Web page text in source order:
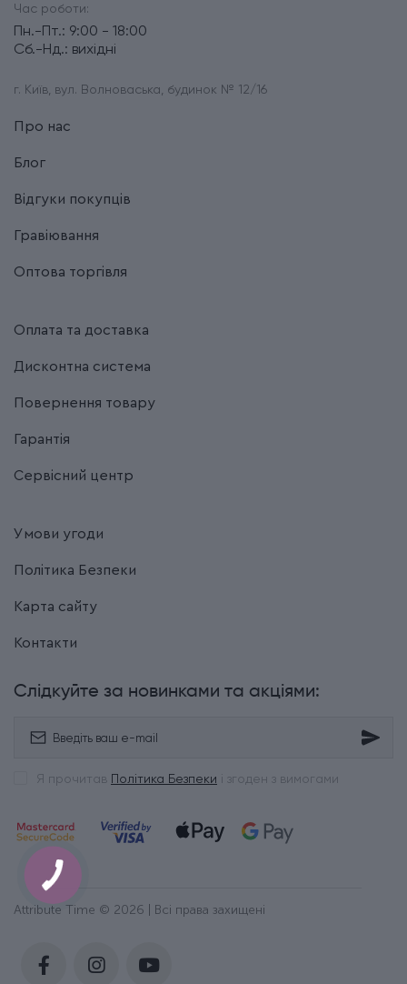
Час роботи:
Пн.-Пт.: 9:00 - 18:00
Сб.-Нд.: вихідні
г. Київ, вул. Волноваська, будинок № 12/16
Про нас
Блог
Відгуки покупців
Гравіювання
Оптова торгівля
Оплата та доставка
Дисконтна система
Повернення товару
Гарантія
Сервісний центр
Умови угоди
Політика Безпеки
Карта сайту
Контакти
Слідкуйте за новинками та акціями:
Я прочитав Політика Безпеки і згоден з вимогами
Attribute Time © 2026 | Всі права захищені